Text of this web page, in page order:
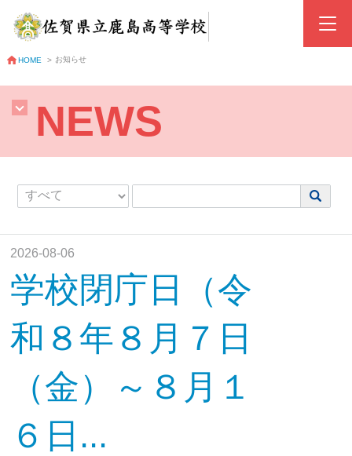
HOME > お知らせ
NEWS
2026-08-06
学校閉庁日（令
和８年８月７日
（金）～８月１
６日...